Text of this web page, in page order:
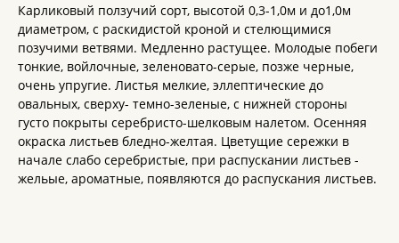
Карликовый ползучий сорт, высотой 0,3-1,0м и до1,0м
диаметром, с раскидистой кроной и стелющимися
позучими ветвями. Медленно растущее. Молодые побеги
тонкие, войлочные, зеленовато-серые, позже черные,
очень упругие. Листья мелкие, эллептические до
овальных, сверху- темно-зеленые, с нижней стороны
густо покрыты серебристо-шелковым налетом. Осенняя
окраска листьев бледно-желтая. Цветущие сережки в
начале слабо серебристые, при распускании листьев -
жельые, ароматные, появляются до распускания листьев.